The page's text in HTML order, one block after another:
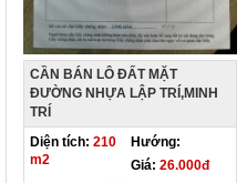
CẦN BÁN LÔ ĐẤT MẶT
ĐƯỜNG NHỰA LẬP TRÍ,MINH
TRÍ
Diện tích: 210
m2
Hướng:
Giá: 26.000đ